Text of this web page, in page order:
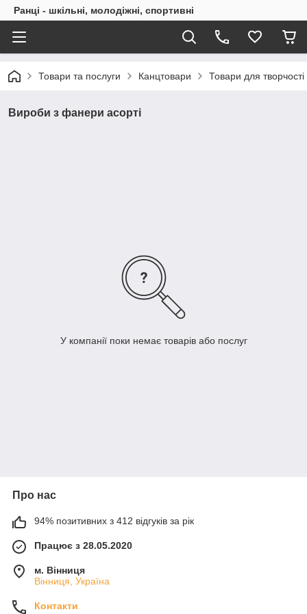
Ранці - шкільні, молодіжні, спортивні
Товари та послуги Канцтовари Товари для творчості
Вироби з фанери асорті
У компанії поки немає товарів або послуг
Про нас
94% позитивних з 412 відгуків за рік
Працює з 28.05.2020
м. Вінниця
Вінниця, Україна
Контакти